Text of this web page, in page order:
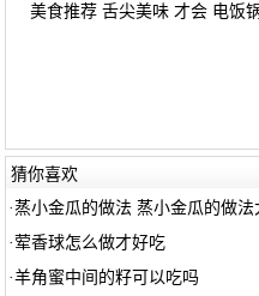
美食推荐 舌尖美味 才会 电饭
猜你喜欢
· 蒸小金瓜的做法 蒸小金瓜的做法
· 荤香球怎么做才好吃
·羊角蜜中间的籽可以吃吗